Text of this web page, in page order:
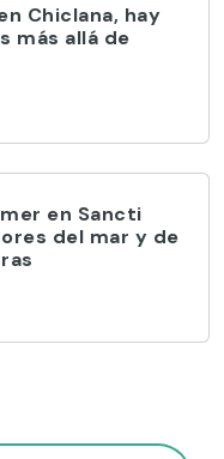
Chiclana, hay
más allá de
en Sancti
del mar y de